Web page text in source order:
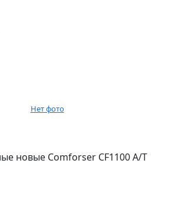
Нет фото
новые Comforser CF1100 A/T